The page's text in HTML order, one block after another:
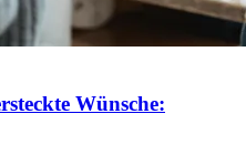
Wünsche: